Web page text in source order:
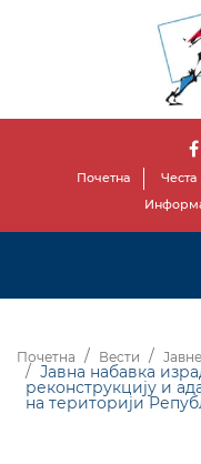
Почетна Честа
Почетна Вести
Јавна набавка
реконструкцију и
на територији